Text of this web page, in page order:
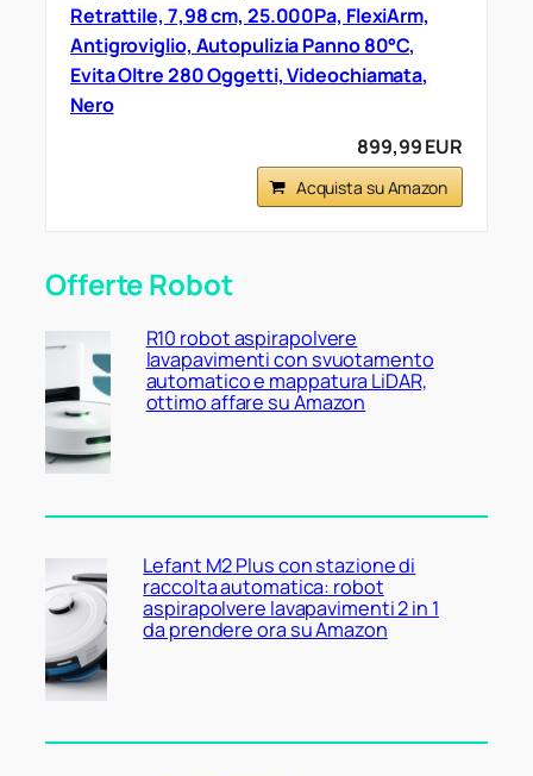
Retrattile, 7,98 cm, 25.000Pa, FlexiArm,
Antigroviglio, Autopulizia Panno 80°C,
Evita Oltre 280 Oggetti, Videochiamata,
Nero
899,99 EUR
Acquista su Amazon
Offerte Robot
R10 robot aspirapolvere
lavapavimenti con svuotamento
automatico e mappatura LiDAR,
ottimo affare su Amazon
Lefant M2 Plus con stazione di
raccolta automatica: robot
aspirapolvere lavapavimenti 2 in 1
da prendere ora su Amazon